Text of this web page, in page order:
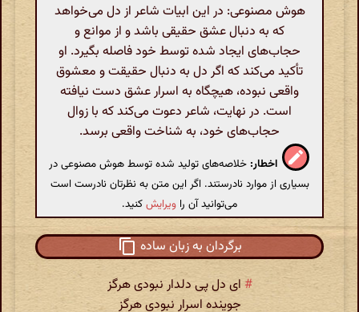
هوش مصنوعی: در این ابیات شاعر از دل می‌خواهد
که به دنبال عشق حقیقی باشد و از موانع و
حجاب‌های ایجاد شده توسط خود فاصله بگیرد. او
تأکید می‌کند که اگر دل به دنبال حقیقت و معشوق
واقعی نبوده، هیچگاه به اسرار عشق دست نیافته
است. در نهایت، شاعر دعوت می‌کند که با زوال
حجاب‌های خود، به شناخت واقعی برسد.
اخطار: خلاصه‌های تولید شده توسط هوش مصنوعی در
بسیاری از موارد نادرستند. اگر این متن به نظرتان نادرست است
می‌توانید آن را ویرایشکنید.
برگردان به زبان ساده
# ای دل پی دلدار نبودی هرگز
جوینده اسرار نبودی هرگز